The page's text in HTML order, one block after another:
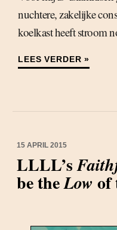
nuchtere, zakelijke
koelkast heeft stroom
LEES VERDER »
15 APRIL 2015
LLLL’s
be theLow of